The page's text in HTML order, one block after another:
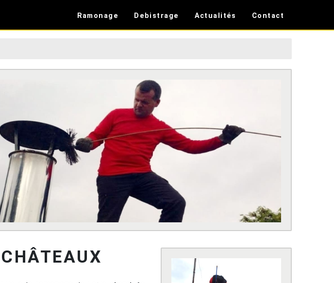
Ramonage Debistrage Actualités Contact